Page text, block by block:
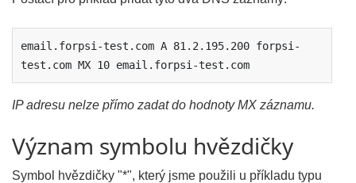
email.forpsi-test.com A 81.2.195.200 forpsi-
test.com MX 10 email.forpsi-test.com
IP adresu nelze přímo zadat do hodnoty MX záznamu.
Význam symbolu hvězdičky
Symbol hvězdičky "*", který jsme použili u příkladu typu